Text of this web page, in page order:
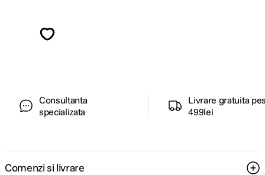
Consultanta
specializata
Livrare gratuita
499lei
Comenzi si livrare